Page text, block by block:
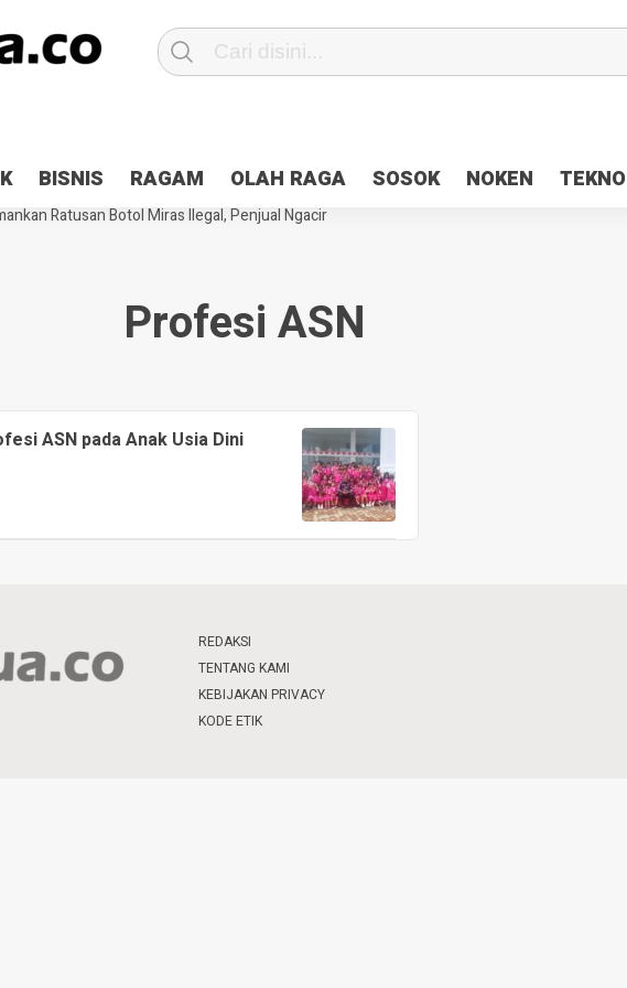
BISNIS RAGAM OLAH RAGA SOSOK NOKEN TEKNO
2×24 jam di Kota Jayapura
Pesan Sejuk Polri di Deklarasi Pemilu Ceria Tanah Papua
Terbakar
Hibah Pilkada Jayapura Cair 10 Persen, Deposit Kas Daerah Rp23 Miliar
Ratusan Botol Miras Ilegal, Penjual Ngacir
Profesi ASN
ASN pada Anak Usia Dini
REDAKSI
TENTANG KAMI
KEBIJAKAN PRIVACY
KODE ETIK